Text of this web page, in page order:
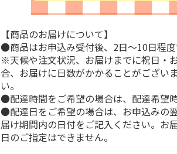
【商品のお届けについて】
●商品はお申込み受付後、2日～10日程度
※天候や注文状況、お届けまでに祝日・
合、お届けに日数がかかることがござい
い。
●配達時間をご希望の場合は、配達希望
●配達日をご希望の場合は、お申込みの
届け期間内の日付をご記入ください。お
日のご指定はできません。